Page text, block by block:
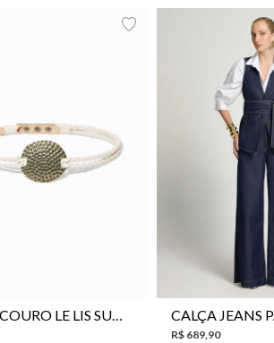
CINTO COURO LE LIS SUKI FEMININO
34 36 40
R$ 689,90